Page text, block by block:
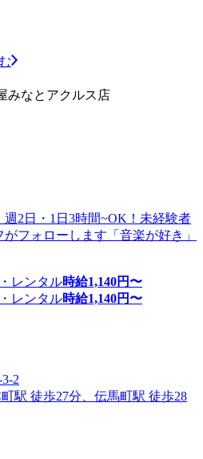
みなとアクルス店
週2日・1日3時間~OK！未経験者
フォローします「音楽が好き」
レンタル時給1,140円〜
レンタル時給1,140円〜
2
駅 徒歩27分、伝馬町駅 徒歩28